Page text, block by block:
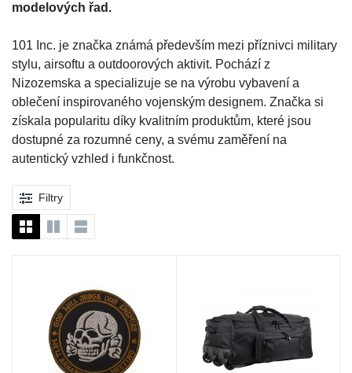
modelových řad.
101 Inc. je značka známá především mezi příznivci military
stylu, airsoftu a outdoorových aktivit. Pochází z
Nizozemska a specializuje se na výrobu vybavení a
oblečení inspirovaného vojenským designem. Značka si
získala popularitu díky kvalitním produktům, které jsou
dostupné za rozumné ceny, a svému zaměření na
autentický vzhled i funkčnost.
Filtry